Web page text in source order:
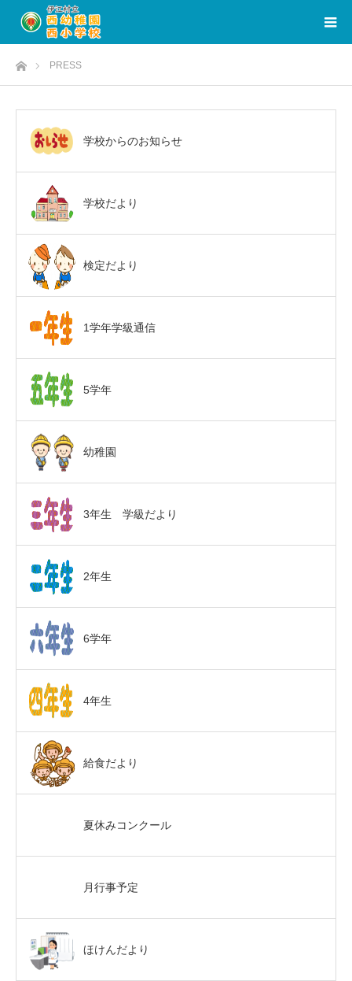
ホームPRESS
学校からのお知らせ
学校だより
検定だより
1学年学級通信
5学年
幼稚園
3年生 学級だより
2年生
6学年
4年生
給食だより
夏休みコンクール
月行事予定
ほけんだより